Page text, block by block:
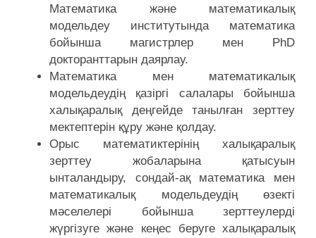
Математика және математикалық
модельдеу институтында математика
бойынша магистрлер мен PhD
докторанттарын даярлау.
Математика мен математикалық
модельдеудің қазіргі салалары бойынша
халықаралық деңгейде танылған зерттеу
мектептерін құру және қолдау.
Орыс математиктерінің халықаралық
зерттеу жобаларына қатысуын
ынталандыру, сондай-ақ математика мен
математикалық модельдеудің өзекті
мәселелері бойынша зерттеулерді
жүргізуге және кеңес беруге халықаралық